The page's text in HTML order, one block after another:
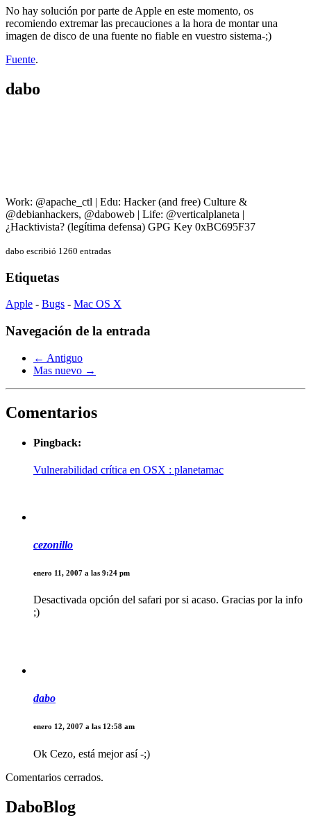
No hay solución por parte de Apple en este momento, os
recomiendo extremar las precauciones a la hora de montar una
imagen de disco de una fuente no fiable en vuestro sistema-;)
Fuente.
dabo
Work: @apache_ctl | Edu: Hacker (and free) Culture &
@debianhackers, @daboweb | Life: @verticalplaneta |
¿Hacktivista? (legítima defensa) GPG Key 0xBC695F37
dabo escribió 1260 entradas
Etiquetas
Apple - Bugs - Mac OS X
Navegación de la entrada
← Antiguo
Mas nuevo →
Comentarios
Pingback:
Vulnerabilidad crítica en OSX : planetamac
cezonillo
enero 11, 2007 a las 9:24 pm
Desactivada opción del safari por si acaso. Gracias por la info
;)
dabo
enero 12, 2007 a las 12:58 am
Ok Cezo, está mejor así -;)
Comentarios cerrados.
DaboBlog